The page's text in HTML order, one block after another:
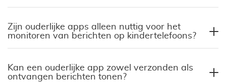
Zijn ouderlijke apps alleen nuttig voor het
monitoren van berichten op kindertelefoons?
Kan een ouderlijke app zowel verzonden als
ontvangen berichten tonen?